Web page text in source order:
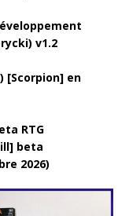
v1.2
[Scorpion] en
RTG
beta
2026)